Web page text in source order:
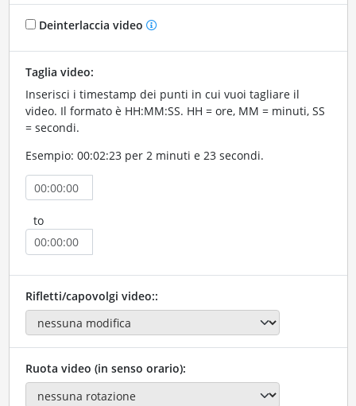
Deinterlaccia video
Taglia video:
Inserisci i timestamp dei punti in cui vuoi tagliare il
video. Il formato è HH:MM:SS. HH = ore, MM = minuti, SS
= secondi.
Esempio: 00:02:23 per 2 minuti e 23 secondi.
to
Rifletti/capovolgi video::
Ruota video (in senso orario):